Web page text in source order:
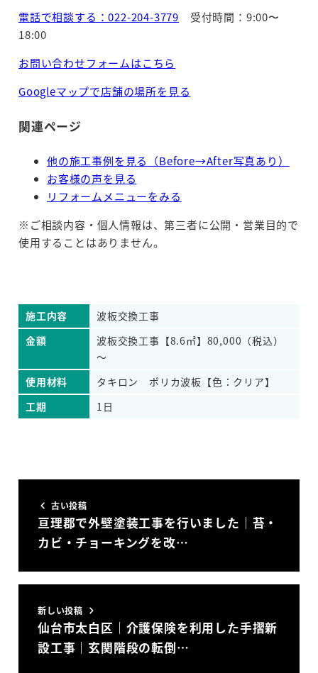
電話で相談する：022-204-3779 受付時間：9:00〜
18:00
お問い合わせフォームはこちら
Googleマップで店舗の場所を見る
関連ページ
他の施工事例を見る（Before→After写真あり）
お客様の声を見る
リフォームメニューをみる
※ご相談内容・個人情報は、第三者に公開・営業目的で
使用することはありません。
施工内容
波板交換工事
金額
波板交換工事【8.6㎡】80,000（税込）
～
使用材料
タキロン ポリカ波板【色：クリア】
工期
1日
古い投稿
亘理郡で外壁塗装工事を行いました｜苔・
カビ・チョーキングを改…
新しい投稿
仙台市太白区｜介護保険を利用した手摺新
設工事｜玄関階段の転倒…